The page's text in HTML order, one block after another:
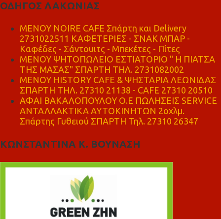
ΟΔΗΓΟΣ ΛΑΚΩΝΙΑΣ
MENOY NOIRE CAFE Σπάρτη και Delivery
2731022511 ΚΑΦΕΤΕΡΙΕΣ - ΣΝΑΚ ΜΠΑΡ -
Καφέδες - Σάντουιτς - Μπεκέτες - Πίτες
ΜΕΝΟΥ ΨΗΤΟΠΩΛΕΙΟ ΕΣΤΙΑΤΟΡΙΟ " Η ΠΙΑΤΣΑ
ΤΗΣ ΜΑΣΑΣ" ΣΠΑΡΤΗ ΤΗΛ. 2731082002
ΜΕΝΟΥ HISTORY CAFE & ΨΗΣΤΑΡΙΑ ΛΕΩΝΙΔΑΣ
ΣΠΑΡΤΗ ΤΗΛ. 27310 21138 - CAFE 27310 20510
ΑΦΑΙ ΒΑΚΑΛΟΠΟΥΛΟΥ Ο.Ε ΠΩΛΗΣΕΙΣ SERVICE
ΑΝΤΑΛΛΑΚΤΙΚΑ ΑΥΤΟΚΙΝΗΤΩΝ 2οχλμ.
Σπάρτης Γυθειού ΣΠΑΡΤΗ Τηλ. 27310 26347
ΚΩΝΣΤΑΝΤΙΝΑ Κ. ΒΟΥΝΑΣΗ